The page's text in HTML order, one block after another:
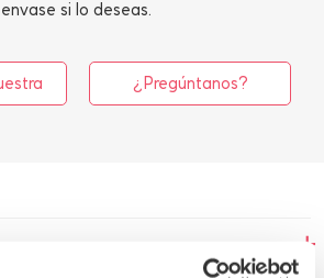
si lo deseas.
¿Pregúntanos?